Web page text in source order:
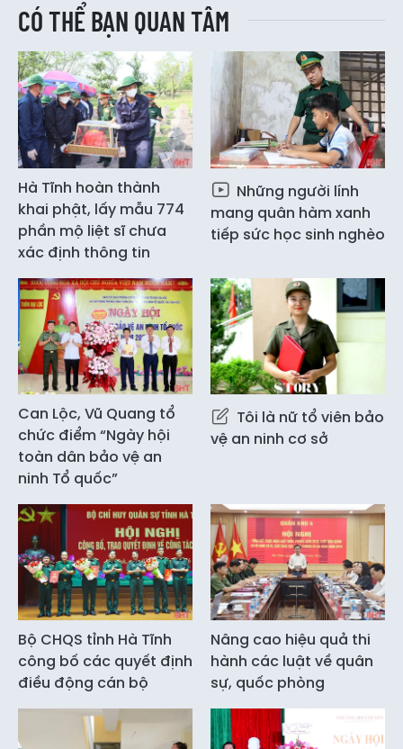
CÓ THỂ BẠN QUAN TÂM
Hà Tĩnh hoàn thành
khai phật, lấy mẫu 774
phần mộ liệt sĩ chưa
xác định thông tin
Những người lính
mang quân hàm xanh
tiếp sức học sinh nghèo
Can Lộc, Vũ Quang tổ
chức điểm “Ngày hội
toàn dân bảo vệ an
ninh Tổ quốc”
Tôi là nữ tổ viên bảo
vệ an ninh cơ sở
Bộ CHQS tỉnh Hà Tĩnh
công bố các quyết định
điều động cán bộ
Nâng cao hiệu quả thi
hành các luật về quân
sự, quốc phòng